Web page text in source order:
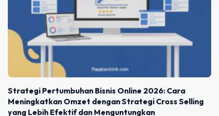
Strategi Pertumbuhan Bisnis Online 2026: Cara
Meningkatkan Omzet dengan Strategi Cross Selling
yang Lebih Efektif dan Menguntungkan